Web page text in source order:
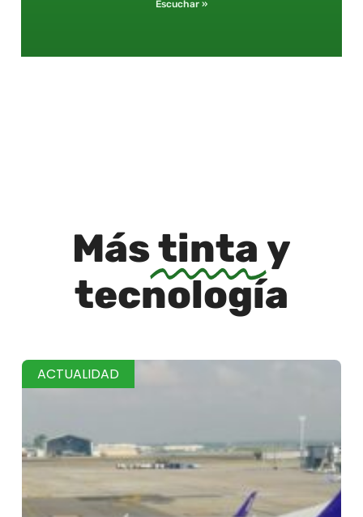
Escuchar »
Mástinta y
tecnología
ACTUALIDAD